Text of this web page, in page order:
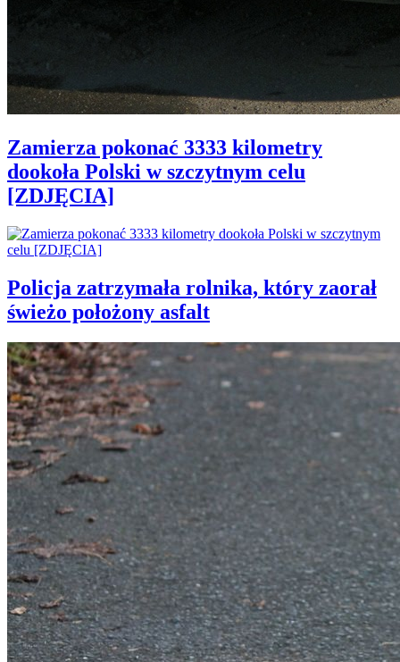
Zamierza pokonać 3333 kilometry
dookoła Polski w szczytnym celu
[ZDJĘCIA]
Policja zatrzymała rolnika, który zaorał
świeżo położony asfalt